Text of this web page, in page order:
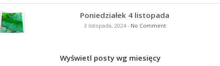
Poniedziałek 4 listopada
3 listopada, 2024- No Comment
Wyświetl posty wg miesięcy